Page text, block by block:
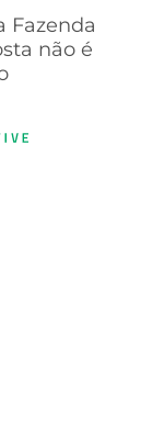
Fazenda
não é